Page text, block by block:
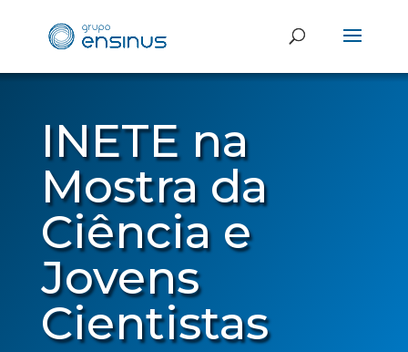
INETE na
Mostra da
Ciência e
Jovens
Cientistas